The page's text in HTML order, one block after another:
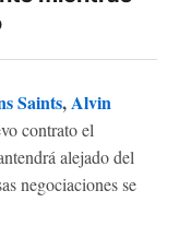
Saints,Alvin
contrato el
alejado del
negociaciones se